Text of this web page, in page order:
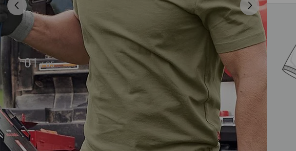
01 / 05